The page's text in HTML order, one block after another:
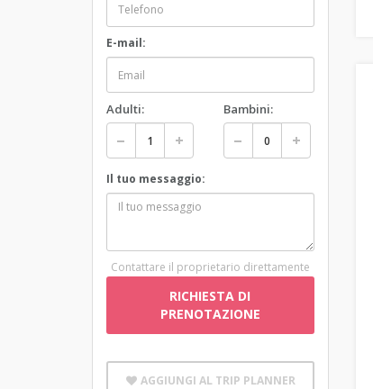
E-mail:
Adulti: Bambini:
Il tuo messaggio:
Contattare il proprietario direttamente
RICHIESTA DI
PRENOTAZIONE
AGGIUNGI AL TRIP PLANNER